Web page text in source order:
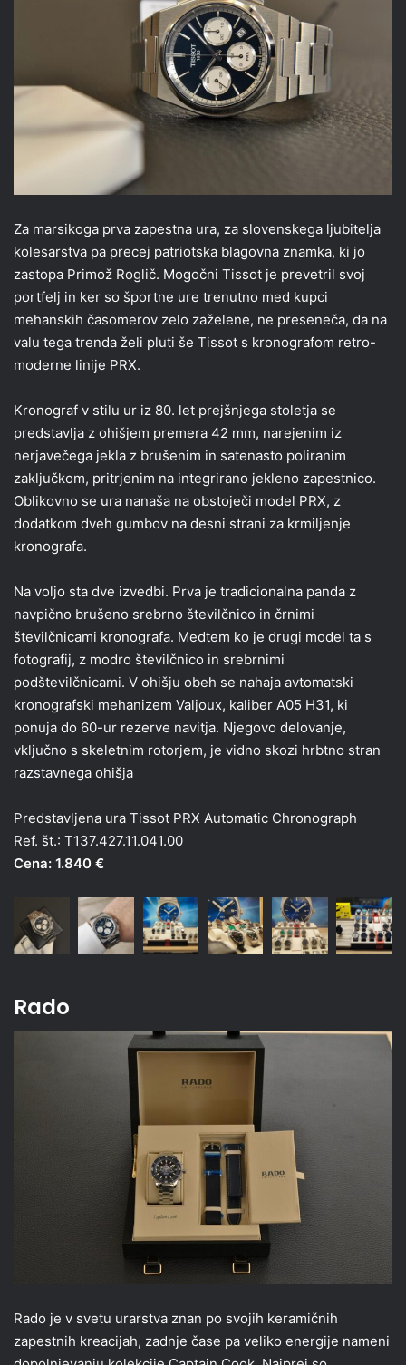
Za marsikoga prva zapestna ura, za slovenskega ljubitelja
kolesarstva pa precej patriotska blagovna znamka, ki jo
zastopa Primož Roglič. Mogočni Tissot je prevetril svoj
portfelj in ker so športne ure trenutno med kupci
mehanskih časomerov zelo zaželene, ne preseneča, da na
valu tega trenda želi pluti še Tissot s kronografom retro-
moderne linije PRX.
Kronograf v stilu ur iz 80. let prejšnjega stoletja se
predstavlja z ohišjem premera 42 mm, narejenim iz
nerjavečega jekla z brušenim in satenasto poliranim
zaključkom, pritrjenim na integrirano jekleno zapestnico.
Oblikovno se ura nanaša na obstoječi model PRX, z
dodatkom dveh gumbov na desni strani za krmiljenje
kronografa.
Na voljo sta dve izvedbi. Prva je tradicionalna panda z
navpično brušeno srebrno številčnico in črnimi
številčnicami kronografa. Medtem ko je drugi model ta s
fotografij, z modro številčnico in srebrnimi
podštevilčnicami. V ohišju obeh se nahaja avtomatski
kronografski mehanizem Valjoux, kaliber A05 H31, ki
ponuja do 60-ur rezerve navitja. Njegovo delovanje,
vključno s skeletnim rotorjem, je vidno skozi hrbtno stran
razstavnega ohišja
Predstavljena ura Tissot PRX Automatic Chronograph
Ref. št.: T137.427.11.041.00
Cena: 1.840 €
Rado
Rado je v svetu urarstva znan po svojih keramičnih
zapestnih kreacijah, zadnje čase pa veliko energije nameni